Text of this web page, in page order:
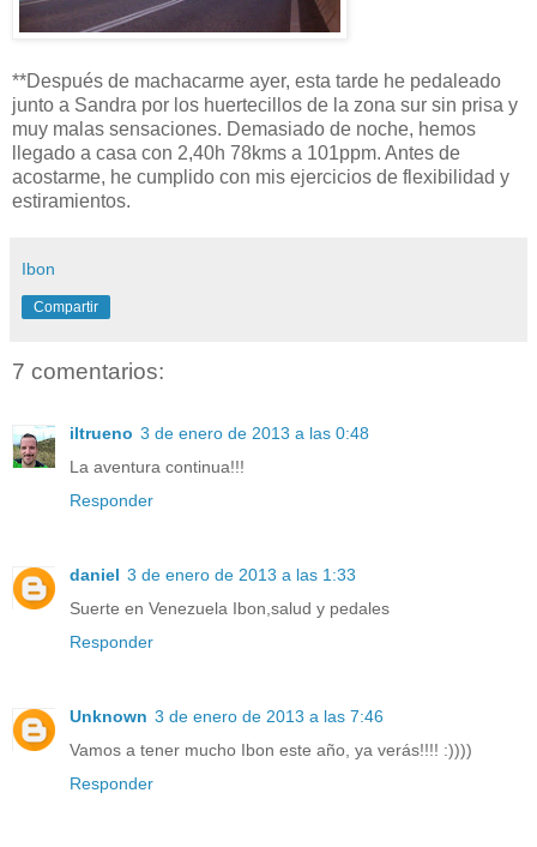
**Después de machacarme ayer, esta tarde he pedaleado
junto a Sandra por los huertecillos de la zona sur sin prisa y
muy malas sensaciones. Demasiado de noche, hemos
llegado a casa con 2,40h 78kms a 101ppm. Antes de
acostarme, he cumplido con mis ejercicios de flexibilidad y
estiramientos.
Ibon
Compartir
7 comentarios:
iltrueno 3 de enero de 2013 a las 0:48
La aventura continua!!!
Responder
daniel 3 de enero de 2013 a las 1:33
Suerte en Venezuela Ibon,salud y pedales
Responder
Unknown 3 de enero de 2013 a las 7:46
Vamos a tener mucho Ibon este año, ya verás!!!! :))))
Responder